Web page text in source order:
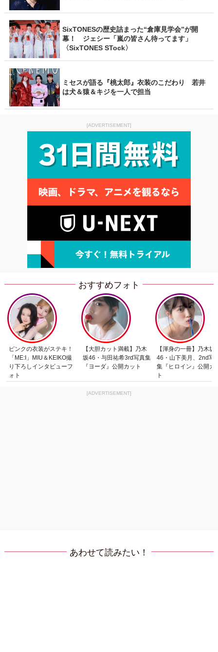
SixTONESの歴史詰まった“倉庫見学会”が開
幕！ ジェシー「嵐の皆さん待ってます」
〈SixTONES STock〉
ミセスが語る『桃太郎』衣装のこだわり 若井
は犬＆猿＆キジを一人で担当
[ADVERTISEMENT]
おすすめフォト
ピンクの衣装がステキ！
「ME:I」MIU＆KEIKO撮
り下ろしインタビューフ
ォト
【大胆カット満載】乃木
坂46・与田祐希3rd写真集
『ヨーダ』公開カット
【渾身の一冊】乃木坂
46・山下美月、2nd写
集『ヒロイン』公開カ
ト
[ADVERTISEMENT]
あわせて読みたい！